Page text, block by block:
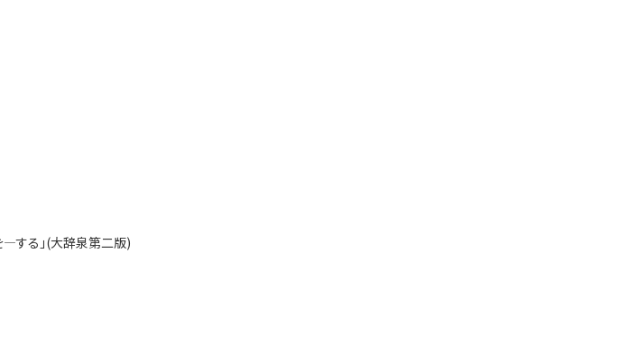
―する」(大辞泉第二版)